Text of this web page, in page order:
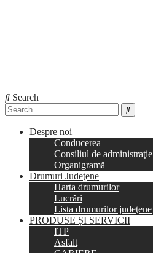
Search
Despre noi
Conducerea
Consiliul de administraţie
Organigramă
Drumuri Judeţene
Harta drumurilor
Lucrări
Lista drumurilor judeţene
PRODUSE ȘI SERVICII
ITP
Asfalt